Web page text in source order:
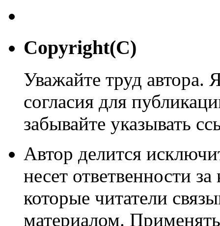
Copyright(C)
Уважайте труд автора.
согласия для
забывайте указывать
Автор делится
несет ответвенности
которые читатели
материалом.